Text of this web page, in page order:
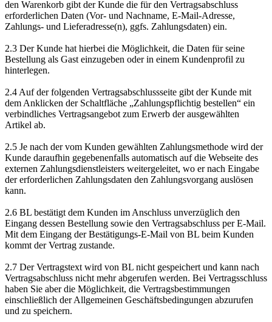
den Warenkorb gibt der Kunde die für den Vertragsabschluss
erforderlichen Daten (Vor- und Nachname, E-Mail-Adresse,
Zahlungs- und Lieferadresse(n), ggfs. Zahlungsdaten) ein.
2.3 Der Kunde hat hierbei die Möglichkeit, die Daten für seine
Bestellung als Gast einzugeben oder in einem Kundenprofil zu
hinterlegen.
2.4 Auf der folgenden Vertragsabschlussseite gibt der Kunde mit
dem Anklicken der Schaltfläche „Zahlungspflichtig bestellen“ ein
verbindliches Vertragsangebot zum Erwerb der ausgewählten
Artikel ab.
2.5 Je nach der vom Kunden gewählten Zahlungsmethode wird der
Kunde daraufhin gegebenenfalls automatisch auf die Webseite des
externen Zahlungsdienstleisters weitergeleitet, wo er nach Eingabe
der erforderlichen Zahlungsdaten den Zahlungsvorgang auslösen
kann.
2.6 BL bestätigt dem Kunden im Anschluss unverzüglich den
Eingang dessen Bestellung sowie den Vertragsabschluss per E-Mail.
Mit dem Eingang der Bestätigungs-E-Mail von BL beim Kunden
kommt der Vertrag zustande.
2.7 Der Vertragstext wird von BL nicht gespeichert und kann nach
Vertragsabschluss nicht mehr abgerufen werden. Bei Vertragsschluss
haben Sie aber die Möglichkeit, die Vertragsbestimmungen
einschließlich der Allgemeinen Geschäftsbedingungen abzurufen
und zu speichern.